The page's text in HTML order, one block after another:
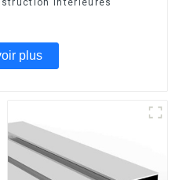
intérieures
plus